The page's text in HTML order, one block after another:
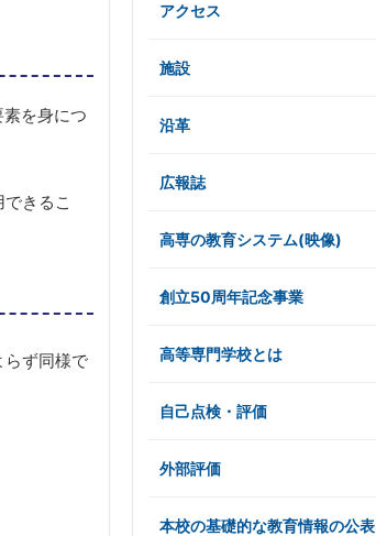
を身につ
きるこ
らず同様で
アクセス
施設
沿革
広報誌
高専の教育システム(映像)
創立50周年記念事業
高等専門学校とは
自己点検・評価
外部評価
本校の基礎的な教育情報の公表